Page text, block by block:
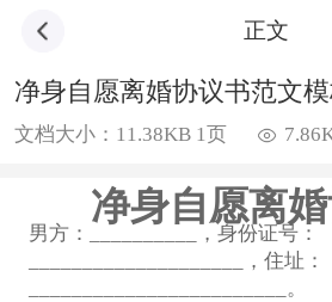
正文
净身自愿离婚协议书范文模
文档大小：11.38KB 1页
净身自愿离
男方：__________，身份证号：
____________________，住址：
________________________。